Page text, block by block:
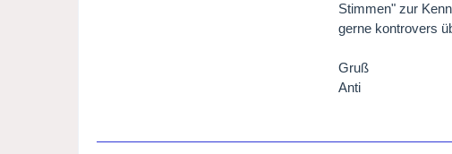
Stimmen" zur
gerne kontrovers
Gruß
Anti